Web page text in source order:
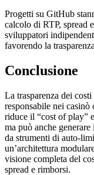
Progetti su GitHub
calcolo di RTP, spread
sviluppatori
favorendo la
Conclusione
La trasparenza dei
responsabile nei casinò
riduce il “cost of play”
ma può anche
da strumenti di
un’architettura
visione completa del
spread e rimborsi.